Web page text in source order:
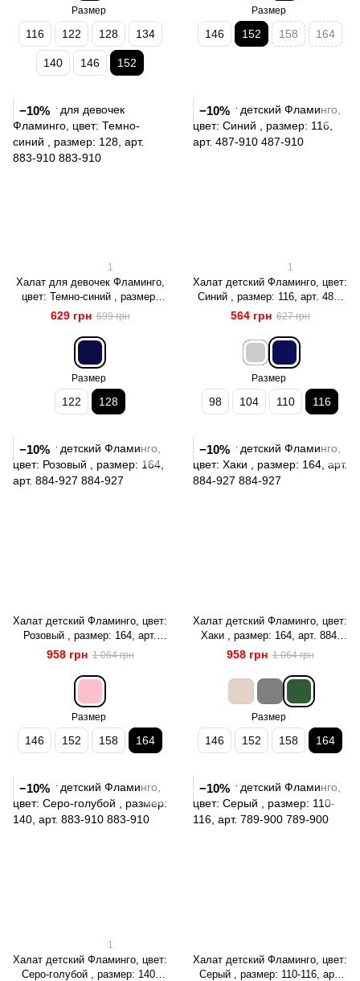
Размер
116 122 128 134
140 146 152
Размер
146 152 158 164
−10%
1
Халат для девочек Фламинго,
цвет: Темно-синий , размер:
128, арт. 883-910
629 грн 699 грн
Размер
122 128
−10%
1
Халат детский Фламинго, цвет:
Синий , размер: 116, арт. 487-
910
564 грн 627 грн
Размер
98 104 110 116
−10%
Халат детский Фламинго, цвет:
Розовый , размер: 164, арт.
884-927
958 грн 1 064 грн
Размер
146 152 158 164
−10%
Халат детский Фламинго, цвет:
Хаки , размер: 164, арт. 884-
927
958 грн 1 064 грн
Размер
146 152 158 164
−10%
1
Халат детский Фламинго, цвет:
Серо-голубой , размер: 140,
−10%
Халат детский Фламинго, цвет:
Серый , размер: 110-116, арт.